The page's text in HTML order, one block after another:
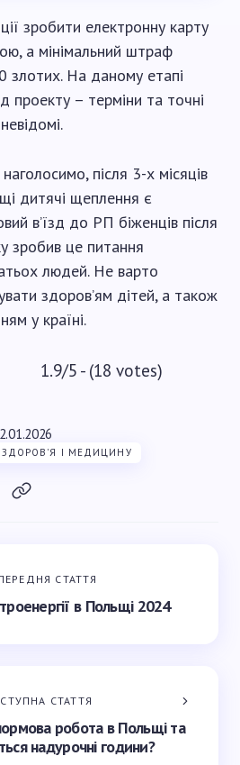
зробити електронну карту
а мінімальний штраф
злотих. На даному етапі
проекту – терміни та точні
після 3-х місяців
дитячі щеплення є
в’їзд до РП біженців після
зробив це питання
людей. Не варто
здоров’ям дітей, а також
у країні.
1.9/5 - (18 votes)
ЗДОРОВ'Я І МЕДИЦИНУ
СТАТТЯ
в Польщі 2024
СТАТТЯ
робота в Польщі та
надурочні години?